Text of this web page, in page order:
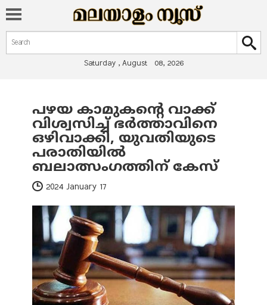
Search form
Search
Saturday , August 08, 2026
You are here
പഴയ കാമുകന്റെ വാക്ക്
വിശ്വസിച്ച് ഭര്‍ത്താവിനെ
ഒഴിവാക്കി, യുവതിയുടെ
പരാതിയില്‍
ബലാത്സംഗത്തിന് കേസ്
2024 January 17